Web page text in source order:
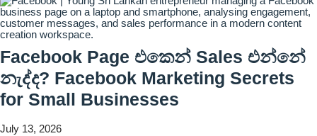
Facebook Page එකෙන් Sales එන්නේ
නැද්ද? Facebook Marketing Secrets
for Small Businesses
July 13, 2026